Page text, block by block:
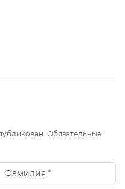
Обязательные